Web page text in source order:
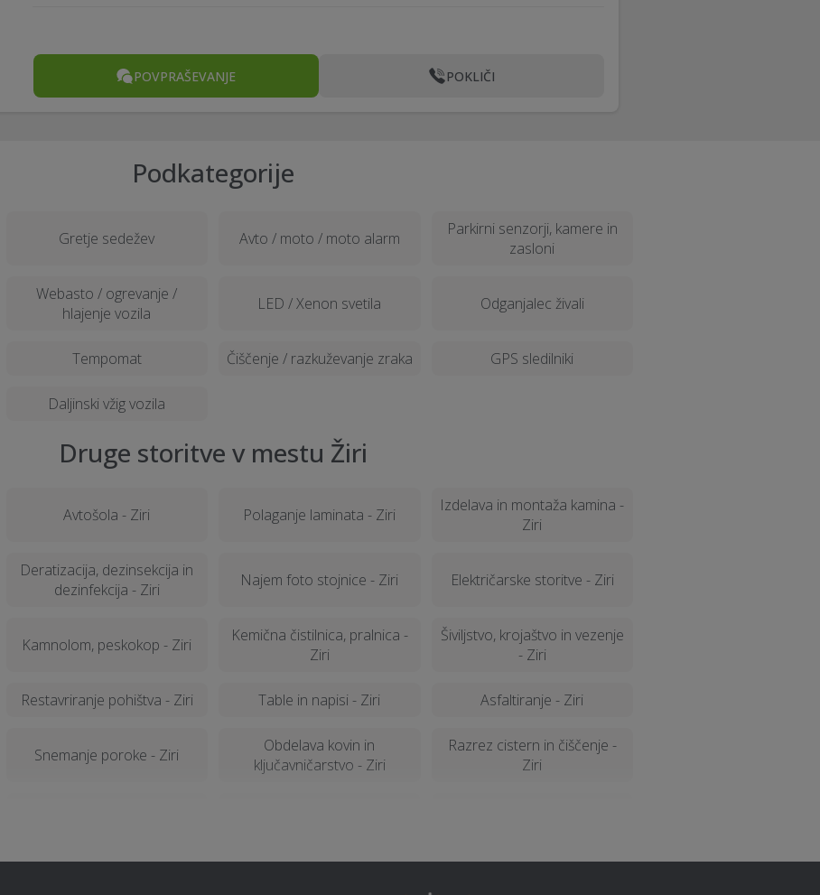
POVPRAŠEVANJE POKLIČI
Podkategorije
Gretje sedežev Avto / moto / moto alarm
Parkirni senzorji, kamere in
zasloni
Webasto / ogrevanje /
hlajenje vozila
LED / Xenon svetila Odganjalec živali
Tempomat Čiščenje / razkuževanje zraka GPS sledilniki
Daljinski vžig vozila
Druge storitve v mestu Žiri
Avtošola - Ziri Polaganje laminata - Ziri
Izdelava in montaža kamina -
Ziri
Deratizacija, dezinsekcija in
dezinfekcija - Ziri
Najem foto stojnice - Ziri Električarske storitve - Ziri
Kamnolom, peskokop - Ziri
Kemična čistilnica, pralnica -
Ziri
Šiviljstvo, krojaštvo in vezenje
- Ziri
Restavriranje pohištva - Ziri Table in napisi - Ziri Asfaltiranje - Ziri
Snemanje poroke - Ziri
Obdelava kovin in
ključavničarstvo - Ziri
Razrez cistern in čiščenje -
Ziri